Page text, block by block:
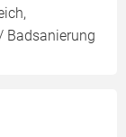
Badsanierung